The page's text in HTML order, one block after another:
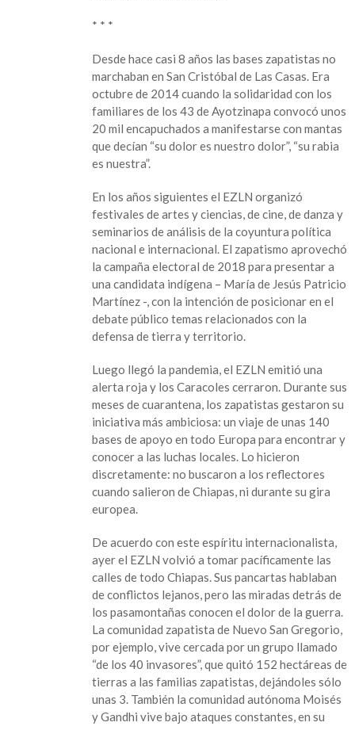
* * *
Desde hace casi 8 años las bases zapatistas no
marchaban en San Cristóbal de Las Casas. Era
octubre de 2014 cuando la solidaridad con los
familiares de los 43 de Ayotzinapa convocó unos
20 mil encapuchados a manifestarse con mantas
que decían “su dolor es nuestro dolor”, “su rabia
es nuestra”.
En los años siguientes el EZLN organizó
festivales de artes y ciencias, de cine, de danza y
seminarios de análisis de la coyuntura política
nacional e internacional. El zapatismo aprovechó
la campaña electoral de 2018 para presentar a
una candidata indígena – María de Jesús Patricio
Martínez -, con la intención de posicionar en el
debate público temas relacionados con la
defensa de tierra y territorio.
Luego llegó la pandemia, el EZLN emitió una
alerta roja y los Caracoles cerraron. Durante sus
meses de cuarantena, los zapatistas gestaron su
iniciativa más ambiciosa: un viaje de unas 140
bases de apoyo en todo Europa para encontrar y
conocer a las luchas locales. Lo hicieron
discretamente: no buscaron a los reflectores
cuando salieron de Chiapas, ni durante su gira
europea.
De acuerdo con este espíritu internacionalista,
ayer el EZLN volvió a tomar pacíficamente las
calles de todo Chiapas. Sus pancartas hablaban
de conflictos lejanos, pero las miradas detrás de
los pasamontañas conocen el dolor de la guerra.
La comunidad zapatista de Nuevo San Gregorio,
por ejemplo, vive cercada por un grupo llamado
“de los 40 invasores”, que quitó 152 hectáreas de
tierras a las familias zapatistas, dejándoles sólo
unas 3. También la comunidad autónoma Moisés
y Gandhi vive bajo ataques constantes, en su